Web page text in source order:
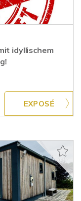
idyllischem